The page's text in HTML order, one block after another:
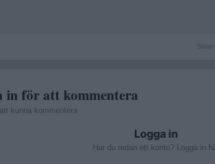
Sidan
Sidan
in för att kommentera
kunna kommentera
Logga in
Har du redan ett konto? Logga in